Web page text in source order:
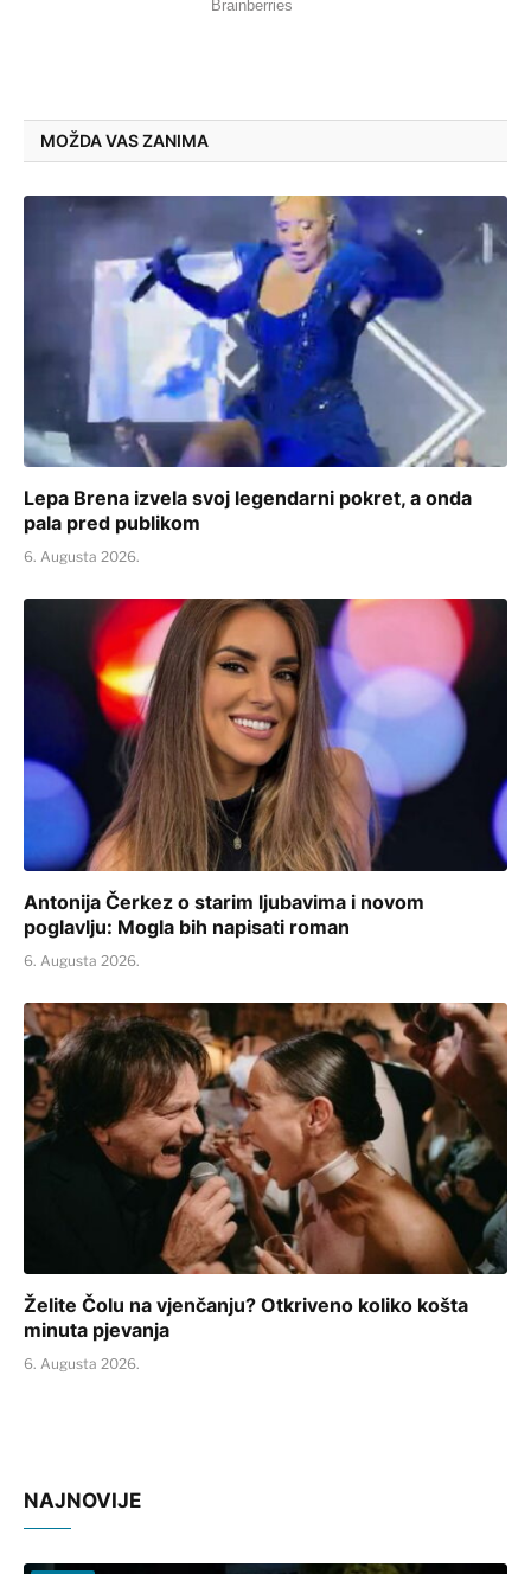
MOŽDA VAS ZANIMA
Lepa Brena izvela svoj legendarni pokret, a onda
pala pred publikom
6. Augusta 2026.
Antonija Čerkez o starim ljubavima i novom
poglavlju: Mogla bih napisati roman
6. Augusta 2026.
Želite Čolu na vjenčanju? Otkriveno koliko košta
minuta pjevanja
6. Augusta 2026.
NAJNOVIJE